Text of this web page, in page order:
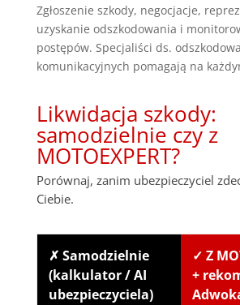
Zgłoszenie szkody, negocjacje,
uzyskanie odszkodowania i
postępów. Specjaliści ds.
komunikacyjnych pomagają na
Likwidacja szkody:
samodzielnie czy z
MOTOEXPERT?
Porównaj, zanim ubezpieczyciel
Ciebie.
✗ Samodzielnie
(kalkulator / AI
ubezpieczyciela)
✓ Z
+